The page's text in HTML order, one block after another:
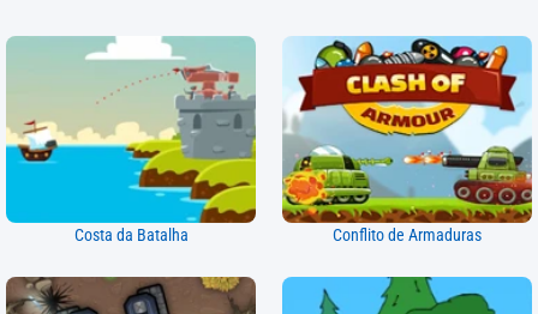
Costa da Batalha Conflito de Armaduras